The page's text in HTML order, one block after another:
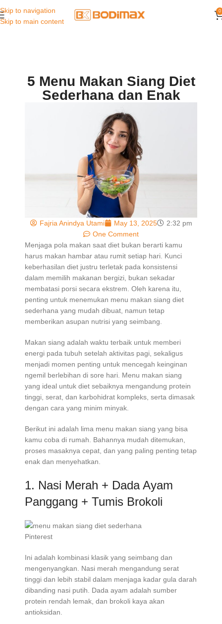
Skip to navigation
Skip to main content
0
5 Menu Makan Siang Diet
Sederhana dan Enak
Fajria Anindya Utami May 13, 2025
2:32 pm
One Comment
Menjaga pola makan saat diet bukan berarti kamu
harus makan hambar atau rumit setiap hari. Kunci
keberhasilan diet justru terletak pada konsistensi
dalam memilih makanan bergizi, bukan sekadar
membatasi porsi secara ekstrem. Oleh karena itu,
penting untuk menemukan menu makan siang diet
sederhana yang mudah dibuat, namun tetap
memberikan asupan nutrisi yang seimbang.
Makan siang adalah waktu terbaik untuk memberi
energi pada tubuh setelah aktivitas pagi, sekaligus
menjadi momen penting untuk mencegah keinginan
ngemil berlebihan di sore hari. Menu makan siang
yang ideal untuk diet sebaiknya mengandung protein
tinggi, serat, dan karbohidrat kompleks, serta dimasak
dengan cara yang minim minyak.
Berikut ini adalah lima menu makan siang yang bisa
kamu coba di rumah. Bahannya mudah ditemukan,
proses masaknya cepat, dan yang paling penting tetap
enak dan menyehatkan.
1. Nasi Merah + Dada Ayam
Panggang + Tumis Brokoli
Pinterest
Ini adalah kombinasi klasik yang seimbang dan
mengenyangkan. Nasi merah mengandung serat
tinggi dan lebih stabil dalam menjaga kadar gula darah
dibanding nasi putih. Dada ayam adalah sumber
protein rendah lemak, dan brokoli kaya akan
antioksidan.